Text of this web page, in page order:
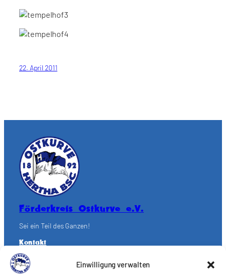
Einwilligung verwalten
22. April 2011
Förderkreis Ostkurve e.V.
Sei ein Teil des Ganzen!
Kontakt
Impressum
Cookie-Richtlinie (EU)
Datenschutzerklärung